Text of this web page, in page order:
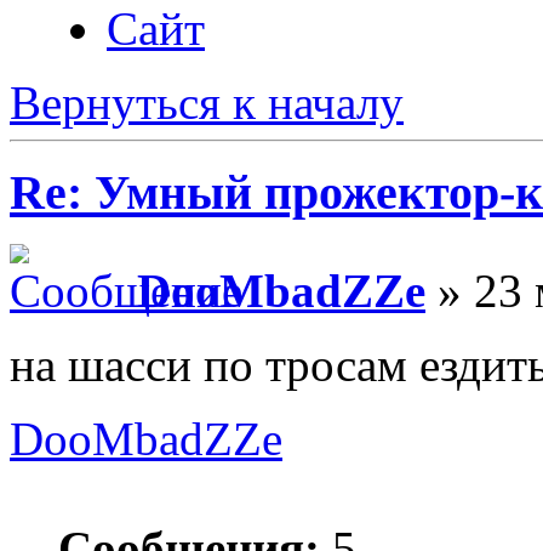
Сайт
Вернуться к началу
Re: Умный прожектор-
DooMbadZZe » 23
на шасси по тросам
DooMbadZZe